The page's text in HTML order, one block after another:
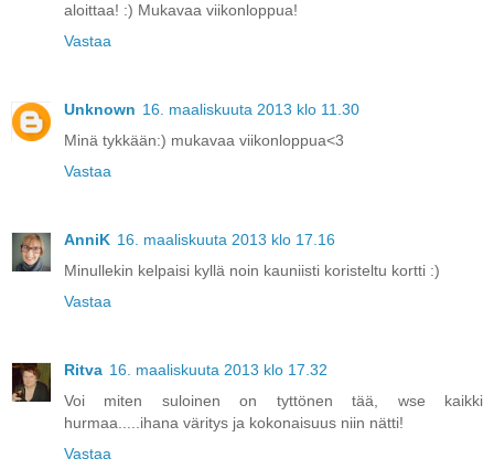
aloittaa! :) Mukavaa viikonloppua!
Vastaa
Unknown 16. maaliskuuta 2013 klo 11.30
Minä tykkään:) mukavaa viikonloppua<3
Vastaa
AnniK 16. maaliskuuta 2013 klo 17.16
Minullekin kelpaisi kyllä noin kauniisti koristeltu kortti :)
Vastaa
Ritva 16. maaliskuuta 2013 klo 17.32
Voi miten suloinen on tyttönen tää, wse kaikki
hurmaa.....ihana väritys ja kokonaisuus niin nätti!
Vastaa